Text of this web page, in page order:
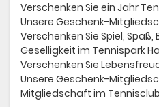
Verschenken Sie ein Jahr
Unsere Geschenk-
Verschenken Sie Spiel,
Geselligkeit im Tennispark
Verschenken Sie
Unsere Geschenk-
Mitgliedschaft im